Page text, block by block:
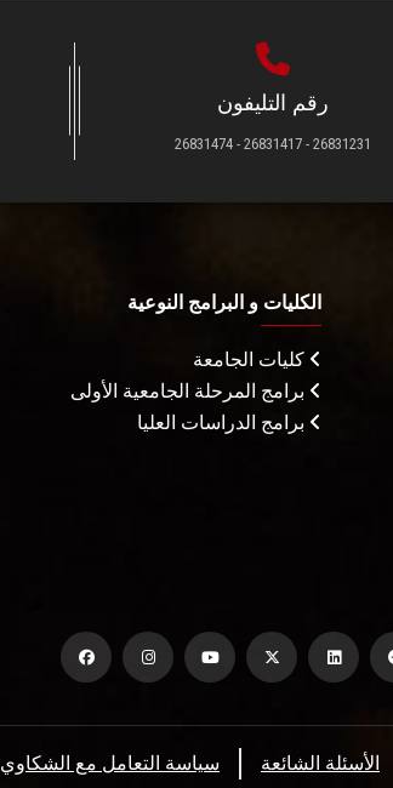
رقم التليفون
26831231 - 26831417 - 26831474
الكليات و البرامج النوعية
كليات الجامعة
برامج المرحلة الجامعية الأولى
برامج الدراسات العليا
سياسة التعامل مع الشكاوي الأسئلة الشائعة